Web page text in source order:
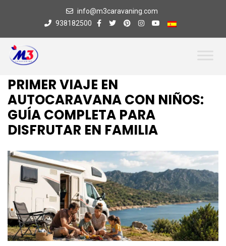
info@m3caravaning.com
938182500
PRIMER VIAJE EN
AUTOCARAVANA CON NIÑOS:
GUÍA COMPLETA PARA
DISFRUTAR EN FAMILIA